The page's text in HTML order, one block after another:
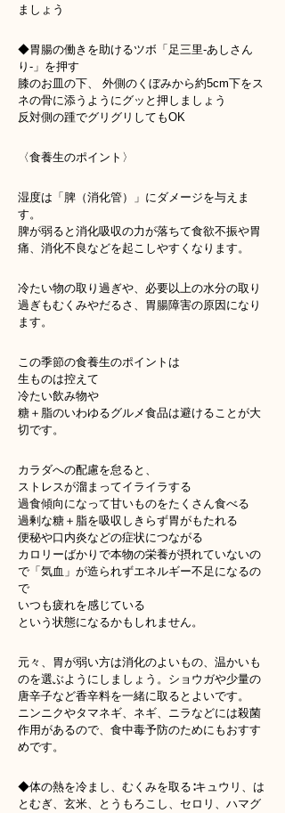
ましょう
◆胃腸の働きを助けるツボ「足三里-あしさん
り-」を押す
膝のお皿の下、 外側のくぼみから約5cm下をス
ネの骨に添うようにグッと押しましょう
反対側の踵でグリグリしてもOK
〈食養生のポイント〉
湿度は「脾（消化管）」にダメージを与えま
す。
脾が弱ると消化吸収の力が落ちて食欲不振や胃
痛、消化不良などを起こしやすくなります。
冷たい物の取り過ぎや、必要以上の水分の取り
過ぎもむくみやだるさ、胃腸障害の原因になり
ます。
この季節の食養生のポイントは
生ものは控えて
冷たい飲み物や
糖＋脂のいわゆるグルメ食品は避けることが大
切です。
カラダへの配慮を怠ると、
ストレスが溜まってイライラする
過食傾向になって甘いものをたくさん食べる
過剰な糖＋脂を吸収しきらず胃がもたれる
便秘や口内炎などの症状につながる
カロリーばかりで本物の栄養が摂れていないの
で「気血」が造られずエネルギー不足になるの
で
いつも疲れを感じている
という状態になるかもしれません。
元々、胃が弱い方は消化のよいもの、温かいも
のを選ぶようにしましょう。ショウガや少量の
唐辛子など香辛料を一緒に取るとよいです。
ニンニクやタマネギ、ネギ、ニラなどには殺菌
作用があるので、食中毒予防のためにもおすす
めです。
◆体の熱を冷まし、むくみを取る∶キュウリ、は
とむぎ、玄米、とうもろこし、セロリ、ハマグ